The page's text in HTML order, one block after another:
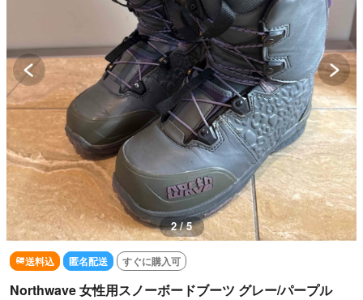
3 / 5
送料込 匿名配送 すぐに購入可
Northwave 女性用スノーボードブーツ グレー/パープル